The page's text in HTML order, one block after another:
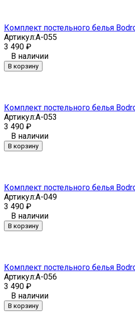
Комплект постельного белья
Артикул:A-055
3 490 ₽
В наличии
В корзину
Комплект постельного белья
Артикул:A-053
3 490 ₽
В наличии
В корзину
Комплект постельного белья
Артикул:A-049
3 490 ₽
В наличии
В корзину
Комплект постельного белья
Артикул:A-056
3 490 ₽
В наличии
В корзину